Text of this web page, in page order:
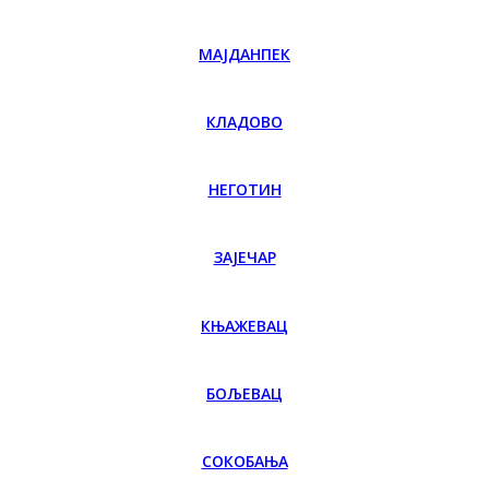
МАЈДАНПЕК
КЛАДОВО
НЕГОТИН
ЗАЈЕЧАР
КЊАЖЕВАЦ
БОЉЕВАЦ
СОКОБАЊА